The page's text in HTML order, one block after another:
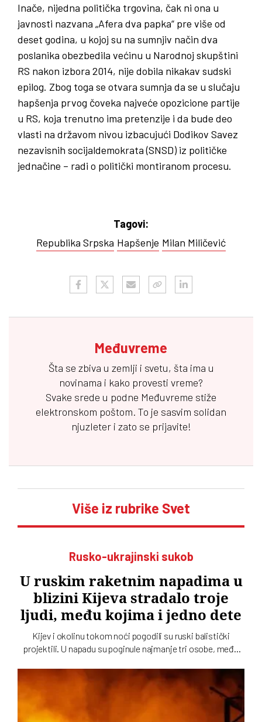
Inače, nijedna politička trgovina, čak ni ona u
javnosti nazvana „Afera dva papka“ pre više od
deset godina, u kojoj su na sumnjiv način dva
poslanika obezbedila većinu u Narodnoj skupštini
RS nakon izbora 2014, nije dobila nikakav sudski
epilog. Zbog toga se otvara sumnja da se u slučaju
hapšenja prvog čoveka najveće opozicione partije
u RS, koja trenutno ima pretenzije i da bude deo
vlasti na državom nivou izbacujući Dodikov Savez
nezavisnih socijaldemokrata (SNSD) iz političke
jednačine – radi o politički montiranom procesu.
Tagovi:
Republika Srpska Hapšenje Milan Miličević
Međuvreme
Šta se zbiva u zemlji i svetu, šta ima u
novinama i kako provesti vreme?
Svake srede u podne Međuvreme stiže
elektronskom poštom. To je sasvim solidan
njuzleter i zato se prijavite!
Više iz rubrike Svet
Rusko-ukrajinski sukob
U ruskim raketnim napadima u
blizini Kijeva stradalo troje
ljudi, među kojima i jedno dete
Kijev i okolinu tokom noći pogodili su ruski balistički
projektili. U napadu su poginule najmanje tri osobe, među